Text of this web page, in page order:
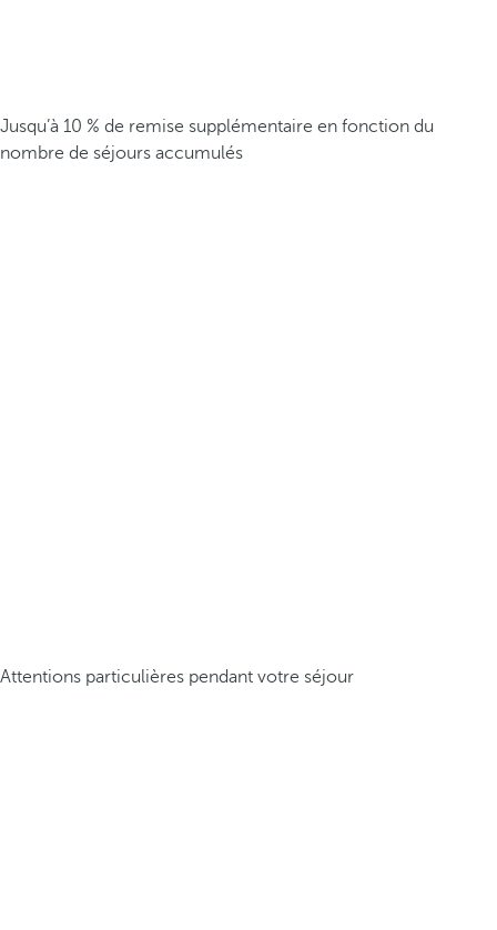
Jusqu’à 10 % de remise supplémentaire en fonction du
nombre de séjours accumulés
Attentions particulières pendant votre séjour